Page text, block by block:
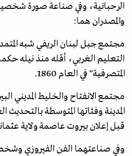
الرحبانية، وفي صناعة صورة
والمصدران هما:
مجتمع جبل لبنان الريفي شبه
التعليم الغربي، أقله منذ نيله
المتصرفية" في العام 1860.
مجتمع الانفتاح والخليط المديني
المدينة وفئاتها المتوسطة بالتحديث
قبل إعلان بيروت عاصمة ولاية عثمانية
وفي صناعتهما الفن الفيروزي